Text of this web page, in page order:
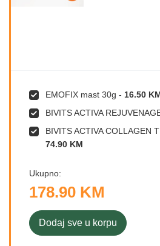
EMOFIX mast 30g - 16.50
BIVITS ACTIVA
BIVITS ACTIVA COLLAGEN
74.90 KM
Ukupno:
178.90 KM
Dodaj sve u korpu